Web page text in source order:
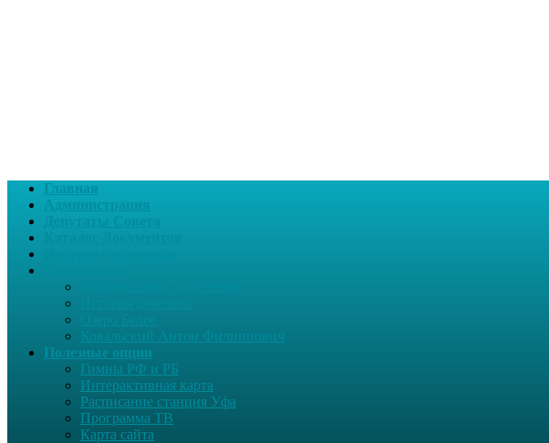
Главная
Администрация
Ковальский Антон Филиппович
Полезные опции
Гимны РФ и РБ
Интерактивная карта
Расписание станция Уфа
Программа ТВ
Карта сайта